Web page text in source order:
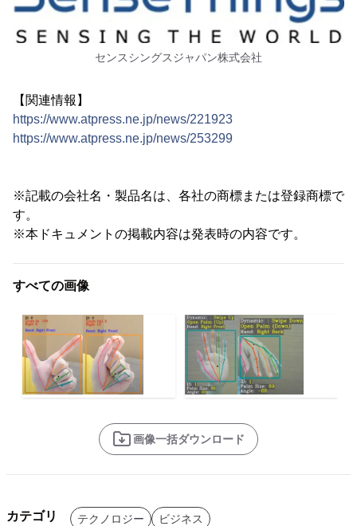
センスシングスジャパン株式会社
【関連情報】
https://www.atpress.ne.jp/news/221923
https://www.atpress.ne.jp/news/253299
※記載の会社名・製品名は、各社の商標または登録商標で
す。
※本ドキュメントの掲載内容は発表時の内容です。
すべての画像
画像一括ダウンロード
カテゴリ テクノロジー ビジネス